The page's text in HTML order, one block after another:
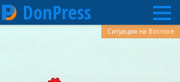
DonPress
Ситуация на Востоке